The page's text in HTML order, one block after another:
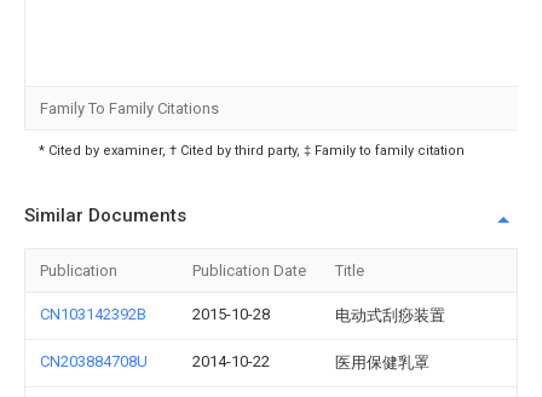
Family To Family Citations
* Cited by examiner, † Cited by third party, ‡ Family to family citation
Similar Documents
Publication Publication Date Title
CN103142392B 2015-10-28 电动式刮痧装置
CN203884708U 2014-10-22 医用保健乳罩